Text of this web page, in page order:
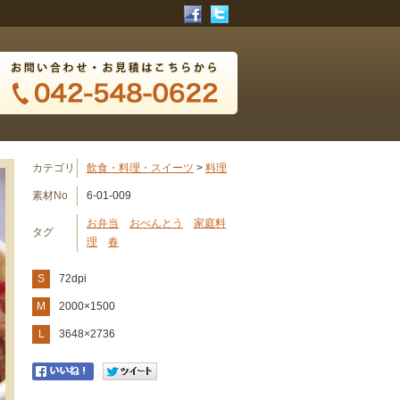
カテゴリ 飲食・料理・スイーツ > 料理
素材No 6-01-009
タグ
お弁当 おべんとう
家庭料
理
春
S 72dpi
M 2000×1500
L 3648×2736